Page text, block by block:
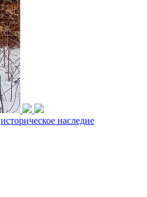
историческое наследие